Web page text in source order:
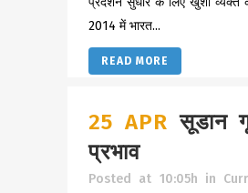
2014 में भारत...
READ MORE
25 APR सूडान
प्रभाव
Posted at 10:05h in